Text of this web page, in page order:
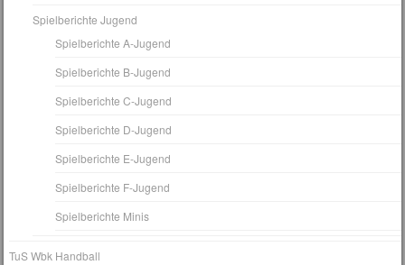
Spielberichte Jugend
Spielberichte A-Jugend
Spielberichte B-Jugend
Spielberichte C-Jugend
Spielberichte D-Jugend
Spielberichte E-Jugend
Spielberichte F-Jugend
Spielberichte Minis
TuS Wbk Handball